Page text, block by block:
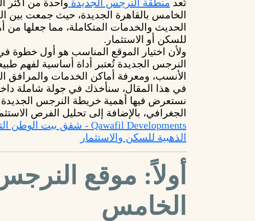
تُعد منطقة النرجس الجديدة واحدة من أكثر
الخامس بالقاهرة الجديدة، حيث جمعت بين
الحديث و الخدمات المتكاملة، مما جعلها من
للسكن أو الاستثمار.
ولأن اختيار الموقع المناسب هو أول خطوة
النرجس الجديدة تُعتبر أداة أساسية لفهم
الأنسب، ومعرفة أماكن الخدمات والمرافق
في هذا المقال، سنأخذك في جولة شاملة
نستعرض فيها أهمية خريطة النرجس الجديدة
الجغرافي، بالإضافة إلى تحليل الفرص
الذهبية للسكن والاستثمار
أولاً: موقع
الخامس